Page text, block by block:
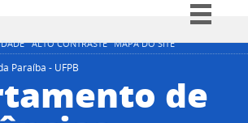
ALTO CONTRASTE MAPA DO SITE
Simplifique!
Participe
Paraíba - UFPB
de